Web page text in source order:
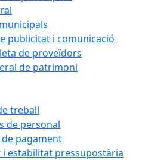
publicitat i comunicació
de proveïdors
de patrimoni
treball
de personal
pagament
i estabilitat pressupostària